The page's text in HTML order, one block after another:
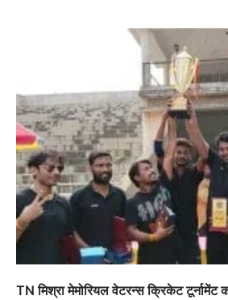
TN मिश्रा मेमोरियल वेटरन्स क्रिकेट टूर्नामेंट